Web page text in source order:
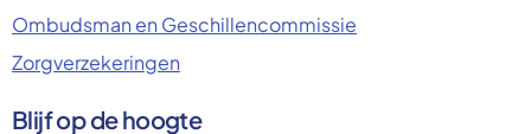
Ombudsman en Geschillencommissie
Zorgverzekeringen
Blijf op de hoogte